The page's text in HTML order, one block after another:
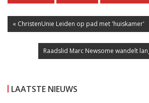
« ChristenUnie Leiden op pad met 'huiskamer'
Raadslid Marc Newsome wandelt
LAATSTE NIEUWS